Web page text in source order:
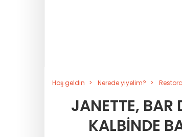
Hoş geldin Nerede yiyelim?
JANETTE, BAR
KALBINDE